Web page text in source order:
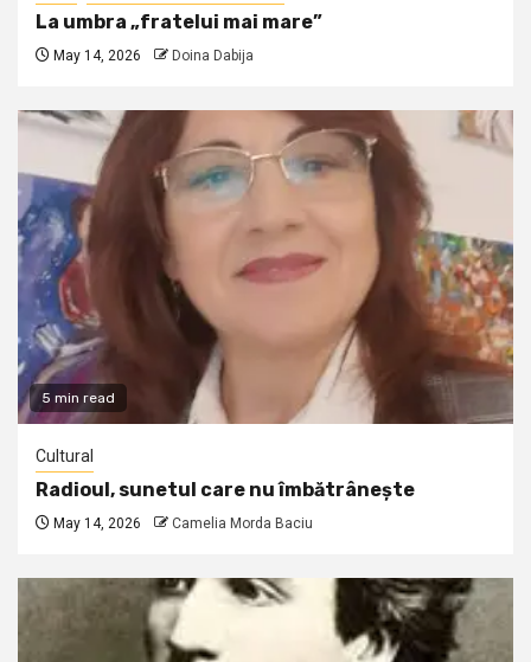
La umbra „fratelui mai mare”
May 14, 2026 Doina Dabija
5 min read
Cultural
Radioul, sunetul care nu îmbătrânește
May 14, 2026 Camelia Morda Baciu